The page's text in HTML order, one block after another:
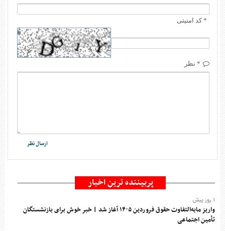
* کد امنیتی
* نظر
پربیننده ترین اخبار
۱ روز پیش
واریز مابه‌التفاوت حقوق فروردین ۱۴۰۵ آغاز شد | خبر خوش برای بازنشستگان
تأمین اجتماعی